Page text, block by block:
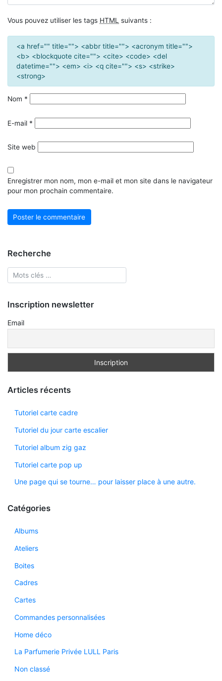
Vous pouvez utiliser les tags HTML suivants :
<a href="" title=""> <abbr title=""> <acronym title="">
<b> <blockquote cite=""> <cite> <code> <del
datetime=""> <em> <i> <q cite=""> <s> <strike>
<strong>
Nom *
E-mail *
Site web
Enregistrer mon nom, mon e-mail et mon site dans le navigateur
pour mon prochain commentaire.
Recherche
Inscription newsletter
Email
Articles récents
Tutoriel carte cadre
Tutoriel du jour carte escalier
Tutoriel album zig gaz
Tutoriel carte pop up
Une page qui se tourne… pour laisser place à une autre.
Catégories
Albums
Ateliers
Boites
Cadres
Cartes
Commandes personnalisées
Home déco
La Parfumerie Privée LULL Paris
Non classé